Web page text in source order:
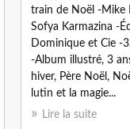
train de Noël -Mike
Sofya Karmazina -
Dominique et Cie -
-Album illustré, 3
hiver, Père Noël,
lutin et la magie...
Lire la suite